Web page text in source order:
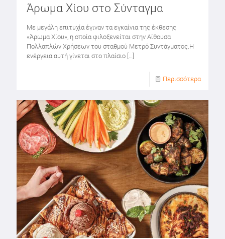
Άρωμα Χίου στο Σύνταγμα
Με μεγάλη επιτυχία έγιναν τα εγκαίνια της έκθεσης
«Άρωμα Χίου», η οποία φιλοξενείται στην Αίθουσα
Πολλαπλών Χρήσεων του σταθμού Μετρό Συντάγματος.Η
ενέργεια αυτή γίνεται στο πλαίσιο […]
Περισσότερα